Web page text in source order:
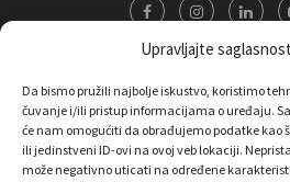
Upravljajte
Da bismo pružili najbolje iskustvo, koristimo
čuvanje i/ili pristup informacijama o uređaju.
će nam omogućiti da obrađujemo podatke kao
ili jedinstveni ID-ovi na ovoj veb lokaciji.
može negativno uticati na određene